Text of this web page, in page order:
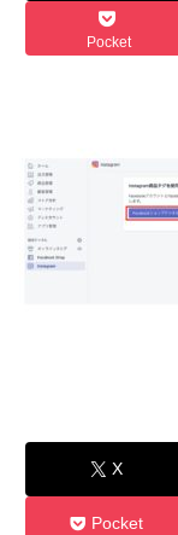
Pocket
X
Pocket